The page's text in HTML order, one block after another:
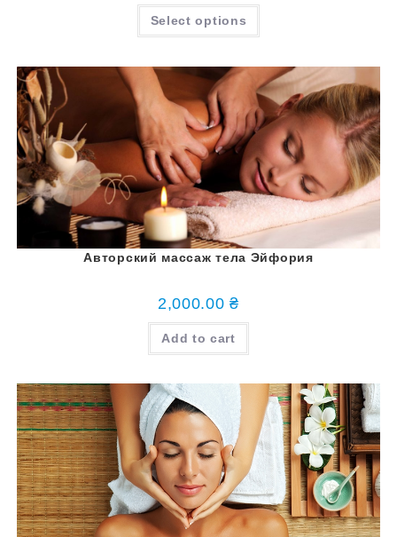
Select options
Авторский массаж тела Эйфория
2,000.00₴
Add to cart